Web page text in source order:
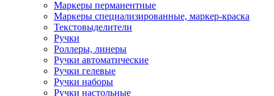
Маркеры перманентные
Маркеры специализированные, маркер-краска
Текстовыделители
Ручки
Роллеры, линеры
Ручки автоматические
Ручки гелевые
Ручки наборы
Ручки настольные